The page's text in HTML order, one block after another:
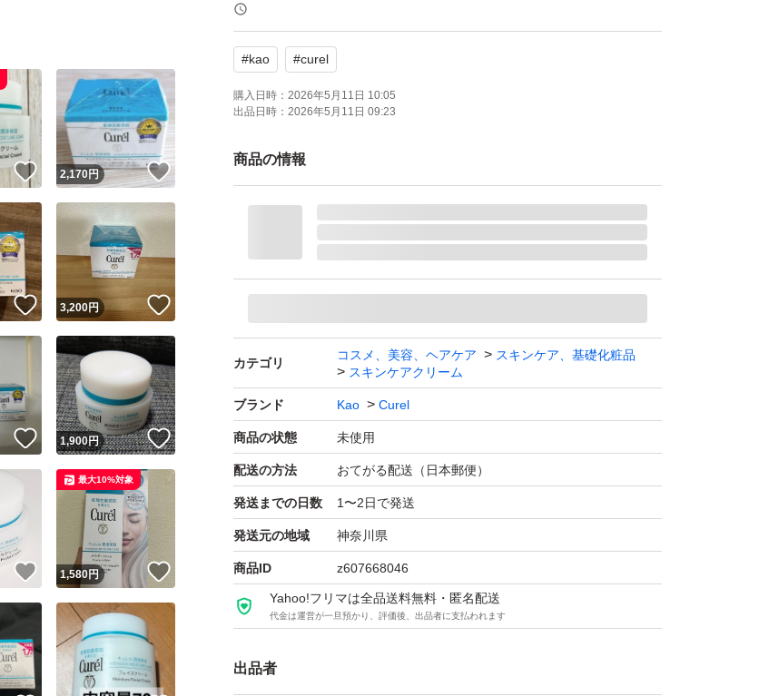
【容量】40g
【商品の状態】未使用
【その他】医薬部外品
よろしくお願いいたします。
#kao #curel
購入日時： 2026年5月11日 10:05
出品日時： 2026年5月11日 09:23
商品の情報
カテゴリ
コスメ、美容、ヘアケア
スキンケア、基礎化粧品
スキンケアクリーム
ブランド Kao Curel
商品の状態 未使用
配送の方法 おてがる配送（日本郵便）
発送までの日数 1〜2日で発送
発送元の地域 神奈川県
商品ID z607668046
Yahoo!フリマは全品送料無料・匿名配送
代金は運営が一旦預かり、評価後、出品者に支払われます
出品者
いいね！
2,170円 いいね！
いいね！
3,200円
いいね！
1,900円 いいね！
いいね！
1,580円
最大10%対象